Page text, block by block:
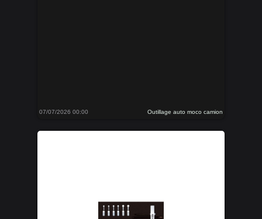
07/07/2026 00:00 Outillage auto moco camion